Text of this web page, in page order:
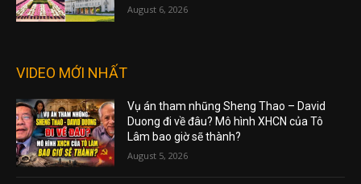
August 6, 2026
VIDEO MỚI NHẤT
Vụ án tham nhũng Sheng Thao – David
Duong đi về đâu? Mô hình XHCN của Tô
Lâm bao giờ sẽ thành?
August 5, 2026